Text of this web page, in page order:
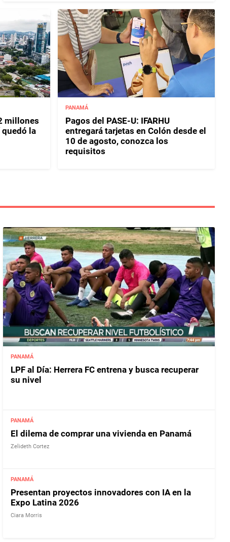
millones
quedó la
PANAMÁ
Pagos del PASE-U: IFARHU
entregará tarjetas en Colón desde el
10 de agosto, conozca los
requisitos
PANAMÁ
LPF al Día: Herrera FC entrena y busca recuperar
su nivel
PANAMÁ
El dilema de comprar una vivienda en Panamá
Zelideth Cortez
PANAMÁ
Presentan proyectos innovadores con IA en la
Expo Latina 2026
Ciara Morris